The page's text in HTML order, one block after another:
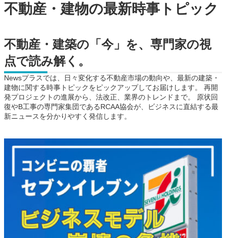
不動産・建物の最新時事トピック
不動産・建築の「今」を、専門家の視
点で読み解く。
Newsプラスでは、日々変化する不動産市場の動向や、最新の建築・
建物に関する時事トピックをピックアップしてお届けします。 再開
発プロジェクトの進展から、法改正、業界のトレンドまで。 原状回
復やB工事の専門家集団であるRCAA協会が、ビジネスに直結する最
新ニュースを分かりやすく発信します。